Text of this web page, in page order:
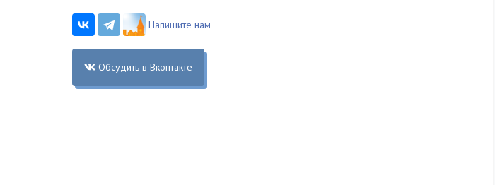
Напишите нам
Обсудить в Вконтакте